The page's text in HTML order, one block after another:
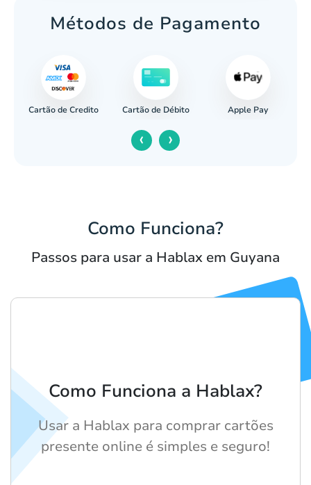
Métodos de Pagamento
Cartão de Credito Cartão de Débito Apple Pay
‹ ›
Como Funciona?
Passos para usar a Hablax em Guyana
Como Funciona a Hablax?
Usar a Hablax para comprar cartões
presente online é simples e seguro!